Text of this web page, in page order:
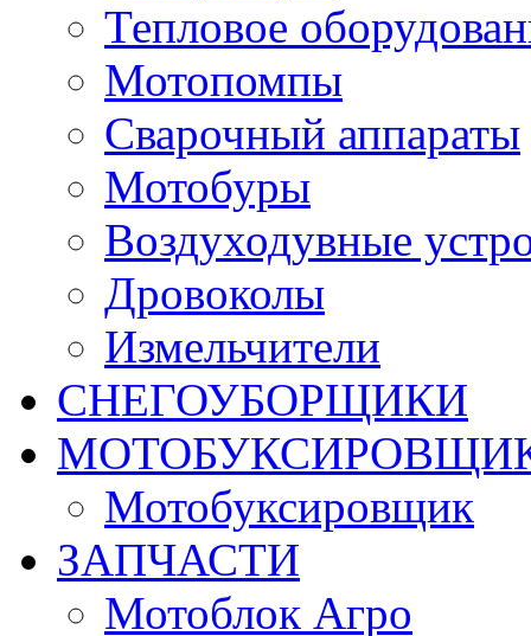
Тепловое
Мотопомпы
Сварочный аппараты
Мотобуры
Воздуходувные
Дровоколы
Измельчители
СНЕГОУБОРЩИКИ
Мотобуксировщик
ЗАПЧАСТИ
Мотоблок Агро